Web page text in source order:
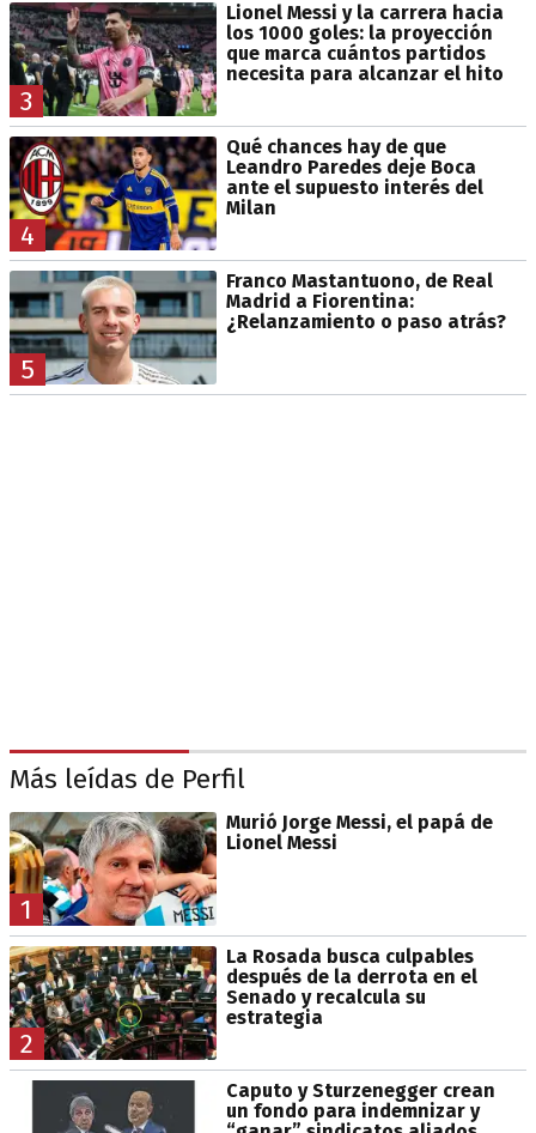
3
Lionel Messi y la carrera hacia
los 1000 goles: la proyección
que marca cuántos partidos
necesita para alcanzar el hito
4
Qué chances hay de que
Leandro Paredes deje Boca
ante el supuesto interés del
Milan
5
Franco Mastantuono, de Real
Madrid a Fiorentina:
¿Relanzamiento o paso atrás?
Más leídas de Perfil
1
Murió Jorge Messi, el papá de
Lionel Messi
2
La Rosada busca culpables
después de la derrota en el
Senado y recalcula su
estrategia
Caputo y Sturzenegger crean
un fondo para indemnizar y